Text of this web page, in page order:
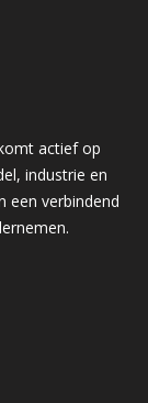
actief op
industrie en
een verbindend